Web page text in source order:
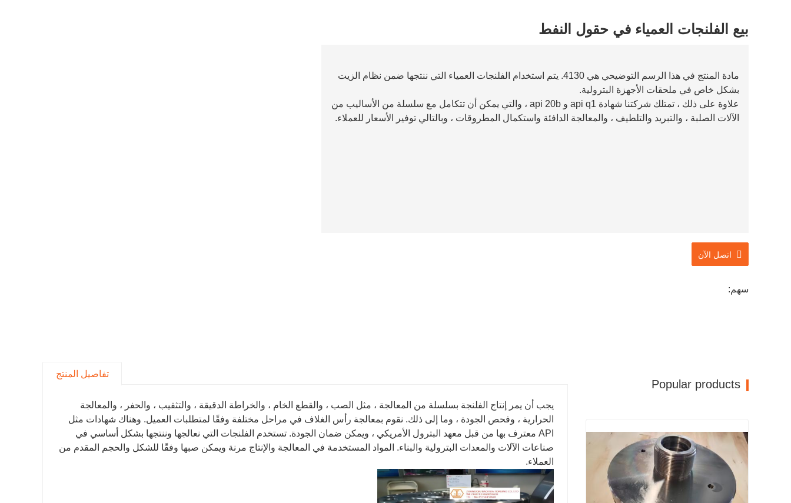
بيع الفلنجات العمياء في حقول النفط
مادة المنتج في هذا الرسم التوضيحي هي 4130. يتم استخدام الفلنجات العمياء التي ننتجها ضمن نظام الزيت
بشكل خاص في ملحقات الأجهزة البترولية.
علاوة على ذلك ، تمتلك شركتنا شهادة api q1 و api 20b ، والتي يمكن أن تتكامل مع سلسلة من الأساليب من
الآلات الصلبة ، والتبريد والتلطيف ، والمعالجة الدافئة واستكمال المطروقات ، وبالتالي توفير الأسعار للعملاء.
اتصل الآن
سهم:
تفاصيل المنتج
يجب أن يمر إنتاج الفلنجة بسلسلة من المعالجة ، مثل الصب ، والقطع الخام ، والخراطة الدقيقة ، والتثقيب ، والحفر ، والمعالجة
الحرارية ، وفحص الجودة ، وما إلى ذلك. نقوم بمعالجة رأس الغلاف في مراحل مختلفة وفقًا لمتطلبات العميل. وهناك شهادات مثل
API معترف بها من قبل معهد البترول الأمريكي ، ويمكن ضمان الجودة. تستخدم الفلنجات التي نعالجها وننتجها بشكل أساسي في
صناعات الآلات والمعدات البترولية والبناء. المواد المستخدمة في المعالجة والإنتاج مرنة ويمكن صبها وفقًا للشكل والحجم المقدم من
العملاء.
Popular products